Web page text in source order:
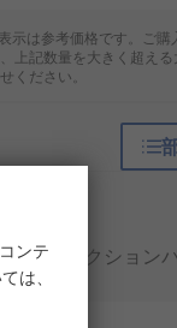
示は参考価格です。ご
上記数量を大きく超え
ください。
プロダクション
ンテ
は、